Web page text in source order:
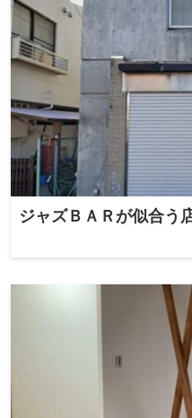
ジャズＢＡＲが似合う